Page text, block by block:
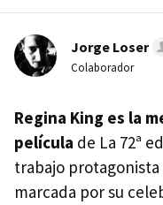
Jorge Loser
Colaborador
Regina King es la
película de La 72ª
trabajo protagonista
marcada por su